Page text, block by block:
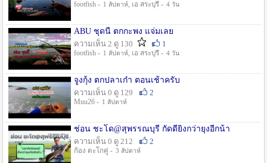
footfish - 1 สัปดาห์, เอ สระบุรี - 4 วัน
ABU ชุดนี้ ตกกะพง แจ่มเลย
ความเห็น 2 ดู 130
1
footfish - 1 สัปดาห์, เอ สระบุรี - 4 วัน
จูงกุ้ง ตกปลาเก๋า ตอนเช้าครับ
ความเห็น 0 ดู 129
2
Muu26 - 1 สัปดาห์
ช่อน ชะโด@สุพรรณบุรี กัดดียิ่งกว่ายุงอีกน้า
ความเห็น 0 ดู 212
2
ก้อง ตะโกคู่ - 3 สัปดาห์